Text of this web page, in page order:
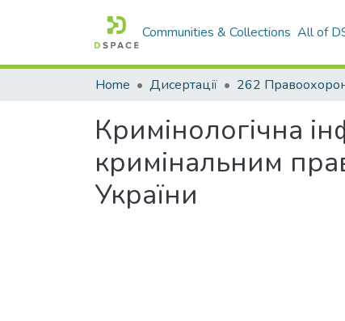
Communities & Collections All of
Home Дисертації
Кримінологічна
кримінальним
України